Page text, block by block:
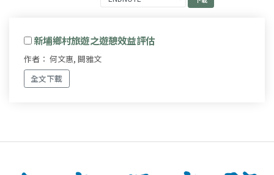
新埔鄉村旅遊之遊憩效益評估
作者： 何文惠, 闕雅文
全文下載